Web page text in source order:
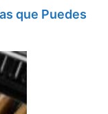
que Puedes